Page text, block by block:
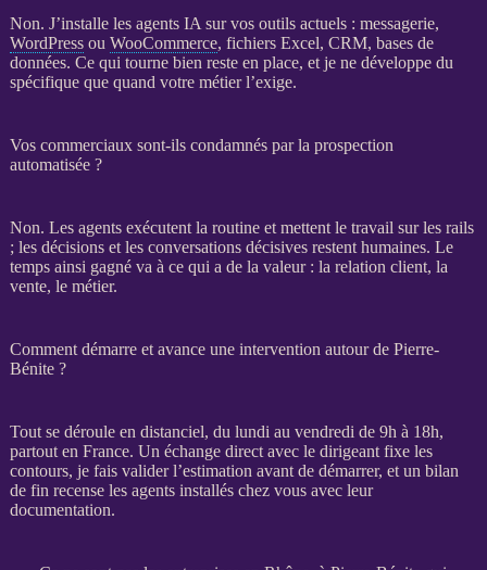
Non. J’installe les agents IA sur vos outils actuels : messagerie,
WordPressou WooCommerce, fichiers Excel, CRM, bases de
données. Ce qui tourne bien reste en place, et je ne développe du
spécifique que quand votre métier l’exige.
Vos commerciaux sont-ils condamnés par la prospection
automatisée ?
Non. Les agentsexécutent la routine et mettent le travail sur les rails
; les décisions et les conversations décisives restent humaines. Le
temps ainsi gagné va à ce qui a de la valeur : la relation client, la
vente, le métier.
Comment démarre et avance une intervention autour de Pierre-
Bénite ?
Tout se déroule en distanciel, du lundi au vendredi de 9h à 18h,
partout en France. Un échange direct avec le dirigeant fixe les
contours, je fais valider l’estimation avant de démarrer, et un bilan
de fin recense les agentsinstallés chez vous avec leur
documentation.